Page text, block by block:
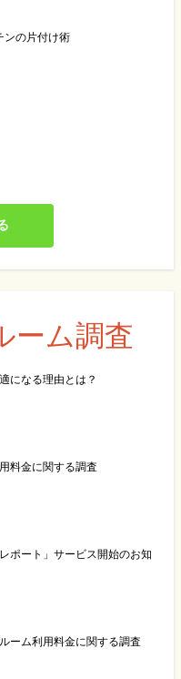
ンの片付け術
ーム調査
になる理由とは？
料金に関する調査
ポート」サービス開始のお知
ーム利用料金に関する調査